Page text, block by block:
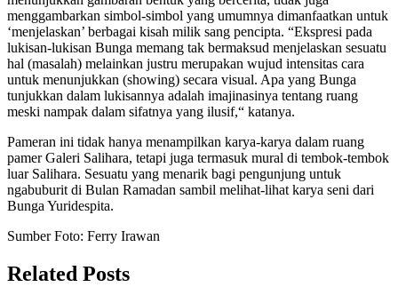
menggambarkan simbol-simbol yang umumnya dimanfaatkan untuk
‘menjelaskan’ berbagai kisah milik sang pencipta. “Ekspresi pada
lukisan-lukisan Bunga memang tak bermaksud menjelaskan sesuatu
hal (masalah) melainkan justru merupakan wujud intensitas cara
untuk menunjukkan (showing) secara visual. Apa yang Bunga
tunjukkan dalam lukisannya adalah imajinasinya tentang ruang
meski nampak dalam sifatnya yang ilusif,“ katanya.
Pameran ini tidak hanya menampilkan karya-karya dalam ruang
pamer Galeri Salihara, tetapi juga termasuk mural di tembok-tembok
luar Salihara. Sesuatu yang menarik bagi pengunjung untuk
ngabuburit di Bulan Ramadan sambil melihat-lihat karya seni dari
Bunga Yuridespita.
Sumber Foto: Ferry Irawan
Related Posts